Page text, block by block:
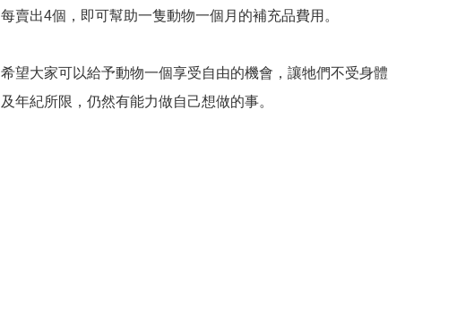
每賣出4個，即可幫助一隻動物一個月的補充品費用。
希望大家可以給予動物一個享受自由的機會，讓牠們不受身體
及年紀所限，仍然有能力做自己想做的事。